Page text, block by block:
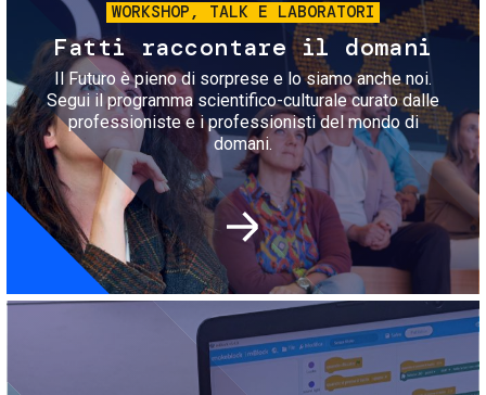
WORKSHOP, TALK E LABORATORI
Fatti raccontare il domani
Il Futuro è pieno di sorprese e lo siamo anche noi.
Segui il programma scientifico-culturale curato dalle
professioniste e i professionisti del mondo di
domani.
Immagine